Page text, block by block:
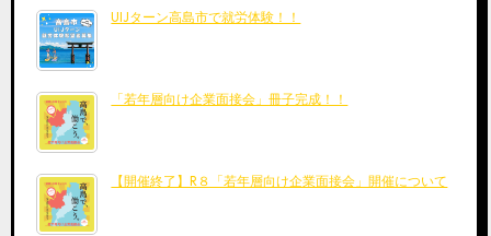
UIJターン高島市で就労体験！！
「若年層向け企業面接会」冊子完成！！
【開催終了】R８「若年層向け企業面接会」開催について